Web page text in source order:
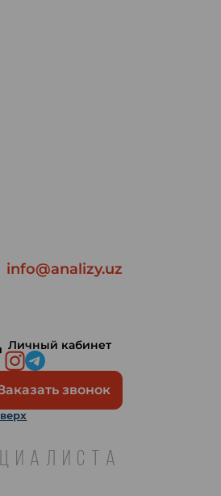
info@analizy.uz
Личный кабинет
звонок